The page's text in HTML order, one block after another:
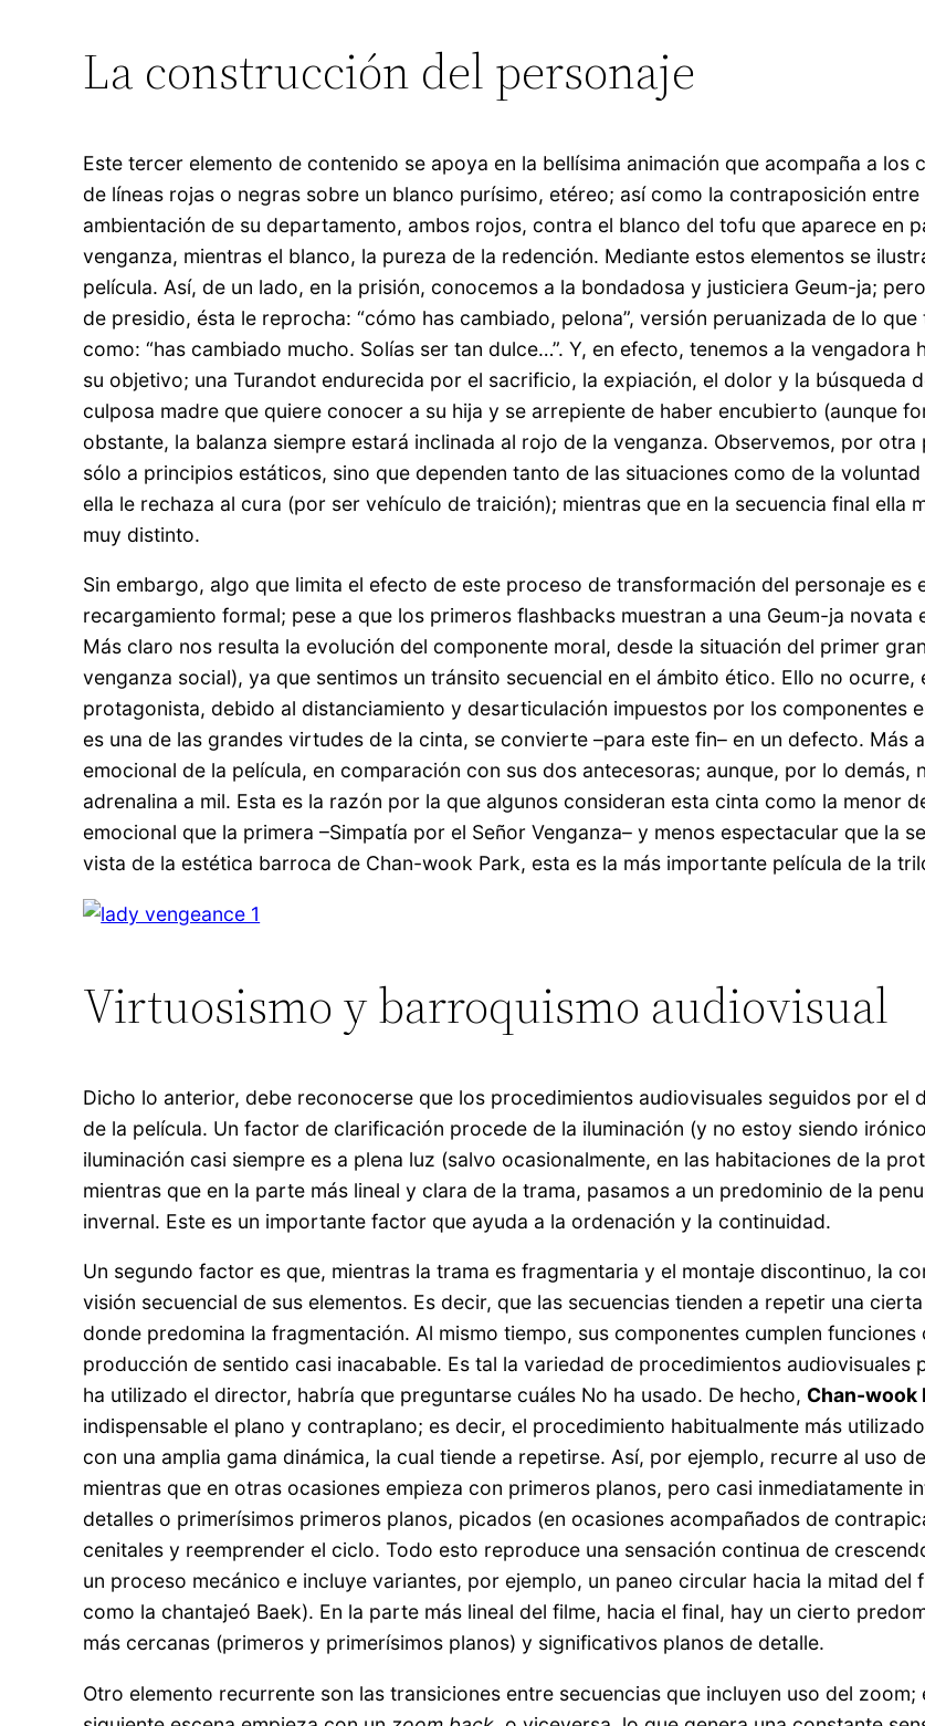
La construcción del personaje
Este tercer elemento de contenido se apoya en la bellísima animación que acompaña a
de líneas rojas o negras sobre un blanco purísimo, etéreo; así como la contraposición
ambientación de su departamento, ambos rojos, contra el blanco del tofu que aparece en
venganza, mientras el blanco, la pureza de la redención. Mediante estos elementos se
película. Así, de un lado, en la prisión, conocemos a la bondadosa y justiciera Geum-ja;
de presidio, ésta le reprocha: “cómo has cambiado, pelona”, versión peruanizada de lo
como: “has cambiado mucho. Solías ser tan dulce…”. Y, en efecto, tenemos a la
su objetivo; una Turandot endurecida por el sacrificio, la expiación, el dolor y la búsqueda
culposa madre que quiere conocer a su hija y se arrepiente de haber encubierto (aunque
obstante, la balanza siempre estará inclinada al rojo de la venganza. Observemos, por
sólo a principios estáticos, sino que dependen tanto de las situaciones como de la
ella le rechaza al cura (por ser vehículo de traición); mientras que en la secuencia final ella
muy distinto.
Sin embargo, algo que limita el efecto de este proceso de transformación del personaje
recargamiento formal; pese a que los primeros flashbacks muestran a una Geum-ja
Más claro nos resulta la evolución del componente moral, desde la situación del primer
venganza social), ya que sentimos un tránsito secuencial en el ámbito ético. Ello no
protagonista, debido al distanciamiento y desarticulación impuestos por los componentes
es una de las grandes virtudes de la cinta, se convierte –para este fin– en un defecto. Más
emocional de la película, en comparación con sus dos antecesoras; aunque, por lo
adrenalina a mil. Esta es la razón por la que algunos consideran esta cinta como la menor
emocional que la primera –Simpatía por el Señor Venganza– y menos espectacular que la
vista de la estética barroca de Chan-wook Park, esta es la más importante película de la
Virtuosismo y barroquismo audiovisual
Dicho lo anterior, debe reconocerse que los procedimientos audiovisuales seguidos por el
de la película. Un factor de clarificación procede de la iluminación (y no estoy siendo
iluminación casi siempre es a plena luz (salvo ocasionalmente, en las habitaciones de la
mientras que en la parte más lineal y clara de la trama, pasamos a un predominio de la
invernal. Este es un importante factor que ayuda a la ordenación y la continuidad.
Un segundo factor es que, mientras la trama es fragmentaria y el montaje discontinuo, la
visión secuencial de sus elementos. Es decir, que las secuencias tienden a repetir una
donde predomina la fragmentación. Al mismo tiempo, sus componentes cumplen
producción de sentido casi inacabable. Es tal la variedad de procedimientos audiovisuales
ha utilizado el director, habría que preguntarse cuáles No ha usado. De hecho, Chan-wook
indispensable el plano y contraplano; es decir, el procedimiento habitualmente más
con una amplia gama dinámica, la cual tiende a repetirse. Así, por ejemplo, recurre al uso
mientras que en otras ocasiones empieza con primeros planos, pero casi inmediatamente
detalles o primerísimos primeros planos, picados (en ocasiones acompañados de
cenitales y reemprender el ciclo. Todo esto reproduce una sensación continua de
un proceso mecánico e incluye variantes, por ejemplo, un paneo circular hacia la mitad del
como la chantajeó Baek). En la parte más lineal del filme, hacia el final, hay un cierto
más cercanas (primeros y primerísimos planos) y significativos planos de detalle.
Otro elemento recurrente son las transiciones entre secuencias que incluyen uso del